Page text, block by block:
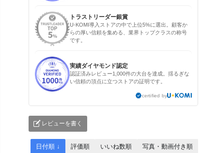
トラストリーダー銀賞
U-KOMI導入ストアの中で上位5%に選出。顧客か
らの厚い信頼を集める、業界トップクラスの称号
です。
実績ダイヤモンド認定
認証済みレビュー1,000件の大台を達成。揺るぎな
い信頼の頂点に立つストアの証明です。
certified by
レビューを書く
日付順 ↓ 評価順 いいね数順 写真・動画付き順